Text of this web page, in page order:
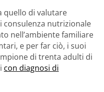
quello di valutare
consulenza nutrizionale
nell’ambiente familiare
e per far ciò, i suoi
di trenta adulti di
con diagnosi di